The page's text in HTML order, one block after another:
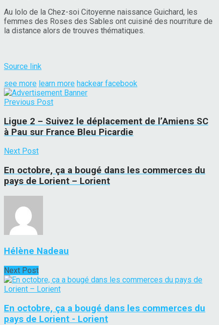
Au lolo de la Chez-soi Citoyenne naissance Guichard, les
femmes des Roses des Sables ont cuisiné des nourriture de
la distance alors de trouves thématiques.
Source link
see more learn more hackear facebook
Previous Post
Ligue 2 – Suivez le déplacement de l’Amiens SC
à Pau sur France Bleu Picardie
Next Post
En octobre, ça a bougé dans les commerces du
pays de Lorient – Lorient
Hélène Nadeau
Next Post
En octobre, ça a bougé dans les commerces du
pays de Lorient - Lorient